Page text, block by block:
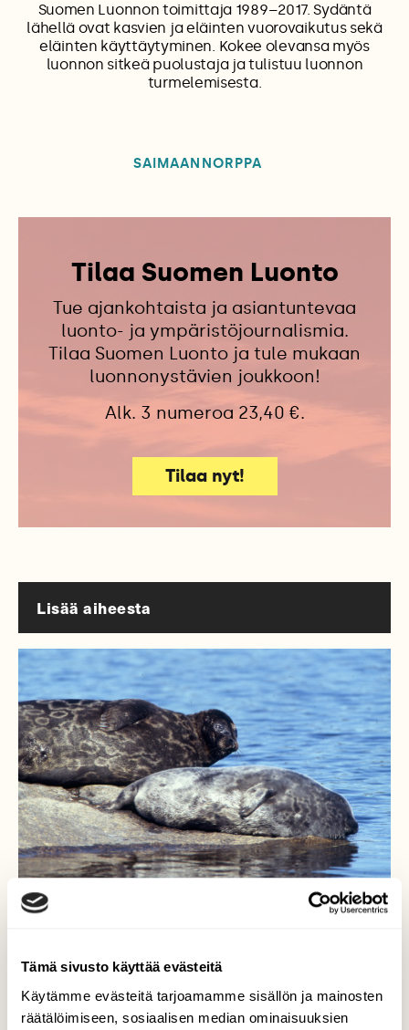
Tämä sivusto käyttää evästeitä
Käytämme evästeitä tarjoamamme sisällön ja mainosten
räätälöimiseen, sosiaalisen median ominaisuuksien
Suomen Luonnon toimittaja 1989–2017. Sydäntä
lähellä ovat kasvien ja eläinten vuorovaikutus sekä
eläinten käyttäytyminen. Kokee olevansa myös
luonnon sitkeä puolustaja ja tulistuu luonnon
turmelemisesta.
SAIMAANNORPPA
Tilaa Suomen Luonto
Tue ajankohtaista ja asiantuntevaa
luonto- ja ympäristöjournalismia.
Tilaa Suomen Luonto ja tule mukaan
luonnonystävien joukkoon!
Alk. 3 numeroa 23,40 €.
Tilaa nyt!
Lisää aiheesta